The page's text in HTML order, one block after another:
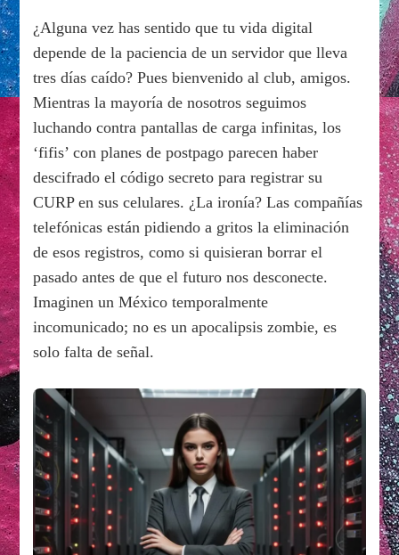
¿Alguna vez has sentido que tu vida digital
depende de la paciencia de un servidor que lleva
tres días caído? Pues bienvenido al club, amigos.
Mientras la mayoría de nosotros seguimos
luchando contra pantallas de carga infinitas, los
‘fifis’ con planes de postpago parecen haber
descifrado el código secreto para registrar su
CURP en sus celulares. ¿La ironía? Las compañías
telefónicas están pidiendo a gritos la eliminación
de esos registros, como si quisieran borrar el
pasado antes de que el futuro nos desconecte.
Imaginen un México temporalmente
incomunicado; no es un apocalipsis zombie, es
solo falta de señal.